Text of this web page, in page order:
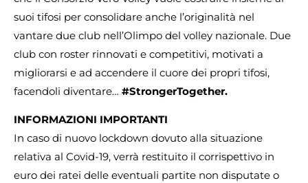
suoi tifosi per consolidare anche l’originalità nel
vantare due club nell’Olimpo del volley nazionale. Due
club con roster rinnovati e competitivi, motivati a
migliorarsi e ad accendere il cuore dei propri tifosi,
facendoli diventare… #StrongerTogether.
INFORMAZIONI IMPORTANTI
In caso di nuovo lockdown dovuto alla situazione
relativa al Covid-19, verrà restituito il corrispettivo in
euro dei ratei delle eventuali partite non disputate o